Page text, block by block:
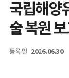
국립해양
술 복원
등록일 2026.06.30